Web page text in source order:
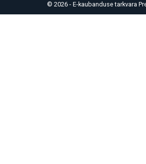
© 2026 - E-kaubanduse tarkvara